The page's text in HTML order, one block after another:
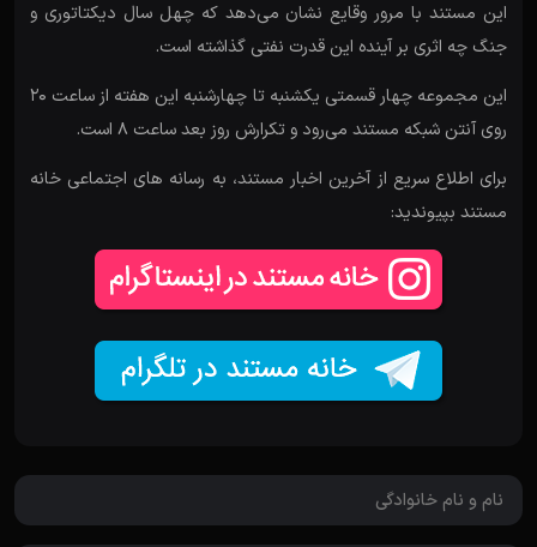
این مستند با مرور وقایع نشان می‌دهد که چهل سال دیکتاتوری و
جنگ چه اثری بر آینده این قدرت نفتی گذاشته است.
این مجموعه چهار قسمتی یکشنبه تا چهارشنبه این هفته از ساعت ۲۰
روی آنتن شبکه مستند می‌رود و تکرارش روز بعد ساعت ۸ است.
برای اطلاع سریع از آخرین اخبار مستند، به رسانه های اجتماعی خانه
مستند بپیوندید: